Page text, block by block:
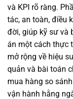
và KPI rõ ràng.
tác, an toàn, điều
đời, giúp kỹ sư và
án một cách thực
mở rộng về hiệu
quản và bài toán
mua hàng so
vận hành hằng